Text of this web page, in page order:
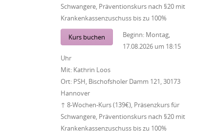
Schwangere, Präventionskurs nach §20 mit
Krankenkassenzuschuss bis zu 100%
Kurs buchen Beginn: Montag,
17.08.2026 um 18:15
Uhr
Mit: Kathrin Loos
Ort: PSH, Bischofsholer Damm 121, 30173
Hannover
↑ 8-Wochen-Kurs (139€), Präsenzkurs für
Schwangere, Präventionskurs nach §20 mit
Krankenkassenzuschuss bis zu 100%